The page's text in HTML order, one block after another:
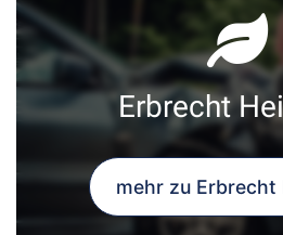
Erbrecht
mehr zu Erbrecht